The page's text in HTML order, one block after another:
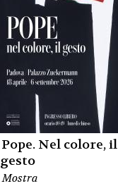
Pope. Nel colore, il
gesto
Mostra